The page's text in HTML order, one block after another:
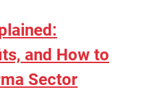
and How to
Sector